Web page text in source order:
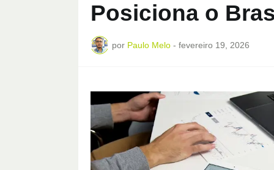
Posiciona o
por Paulo Melo - fevereiro 19, 2026